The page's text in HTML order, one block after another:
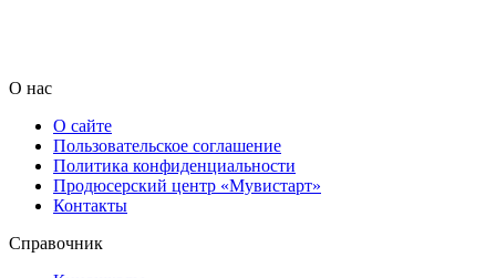
О нас
О сайте
Пользовательское соглашение
Политика конфиденциальности
Продюсерский центр «Мувистарт»
Контакты
Справочник